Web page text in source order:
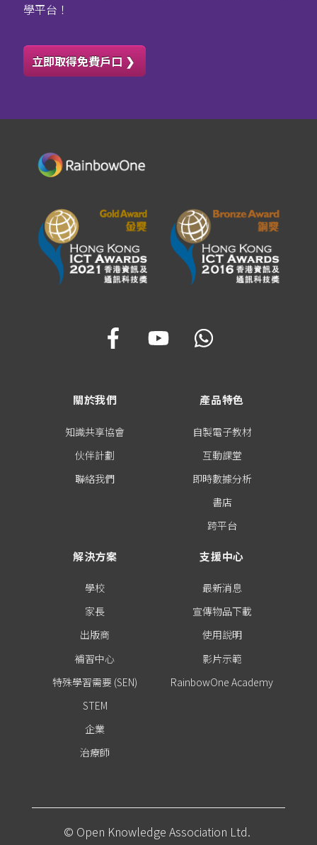
學平台！
立即取得免費戶口 ❯
關於我們
知識共享協會
伙伴計劃
聯絡我們
產品特色
自製電子教材
互動課堂
即時數據分析
書店
跨平台
解決方案
學校
家長
出版商
補習中心
特殊學習需要 (SEN)
STEM
企業
治療師
支援中心
最新消息
宣傳物品下載
使用說明
影片示範
RainbowOne Academy
© Open Knowledge Association Ltd.